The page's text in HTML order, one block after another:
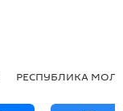
РЕСПУБЛИКА